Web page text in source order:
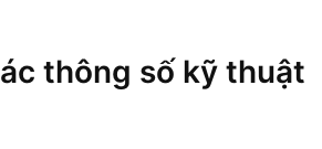
thông số kỹ thuật